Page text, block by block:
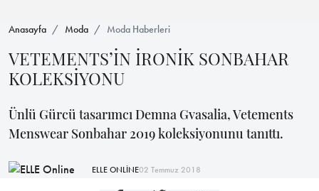
Anasayfa Moda Moda Haberleri
VETEMENTS’İN İRONİK SONBAHAR
KOLEKSİYONU
Ünlü Gürcü tasarımcı Demna Gvasalia, Vetements
Menswear Sonbahar 2019 koleksiyonunu tanıttı.
ELLE ONLİNE02 Temmuz 2018